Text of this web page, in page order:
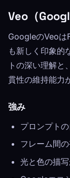
Veo（
GoogleのVeoは
も新しく印象的
トの深い理解と
貫性の維持能力
強み
プロンプト
フレーム間
光と色の描